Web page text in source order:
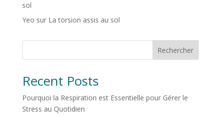
sol
Yeo sur La torsion assis au sol
Rechercher
Recent Posts
Pourquoi la Respiration est Essentielle pour Gérer le
Stress au Quotidien